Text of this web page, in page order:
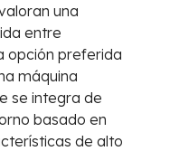
una
entre
opción preferida
máquina
se integra de
basado en
de alto